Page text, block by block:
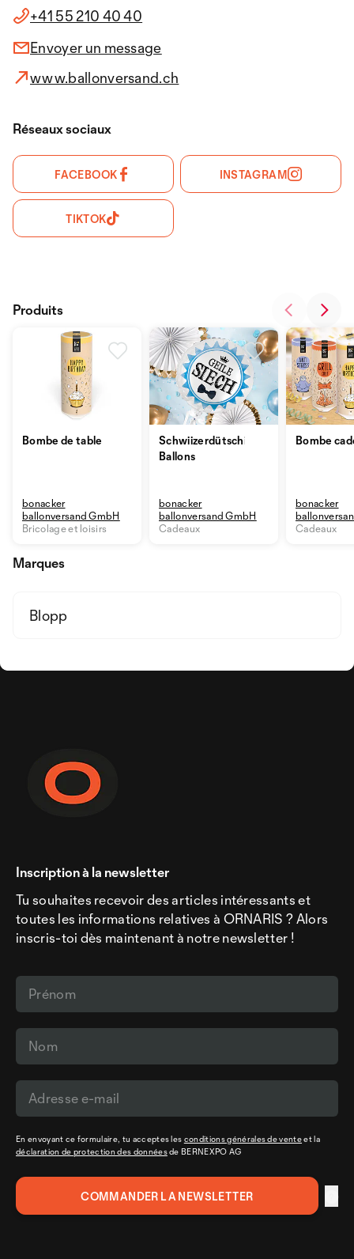
+41 55 210 40 40
Envoyer un message
www.ballonversand.ch
Réseaux sociaux
FACEBOOK INSTAGRAM
TIKTOK
Bombe de table
bonacker
ballonversand GmbH
Bricolage et loisirs
Schwiizerdütschi
Ballons
bonacker
ballonversand GmbH
Cadeaux
Bombe
bonacker
Cadeaux
Produits
Marques
Blopp
Inscription à la newsletter
Tu souhaites recevoir des articles intéressants et
toutes les informations relatives à ORNARIS ? Alors
inscris-toi dès maintenant à notre newsletter !
En envoyant ce formulaire, tu acceptes les conditions générales de venteet la
déclaration de protection des donnéesde BERNEXPO AG